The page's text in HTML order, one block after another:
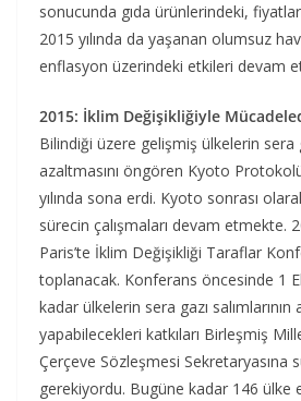
sonucunda gıda ürünlerindeki,
2015 yılında da yaşanan olumsuz
enflasyon üzerindeki etkileri devam
2015: İklim Değişikliğiyle
Bilindiği üzere gelişmiş ülkelerin sera
azaltmasını öngören Kyoto
yılında sona erdi. Kyoto sonrası
sürecin çalışmaları devam etmekte.
Paris’te İklim Değişikliği Taraflar
toplanacak. Konferans öncesinde 1
kadar ülkelerin sera gazı salımlarının
yapabilecekleri katkıları Birleşmiş
Çerçeve Sözleşmesi Sekretaryasına
gerekiyordu. Bugüne kadar 146 ülke